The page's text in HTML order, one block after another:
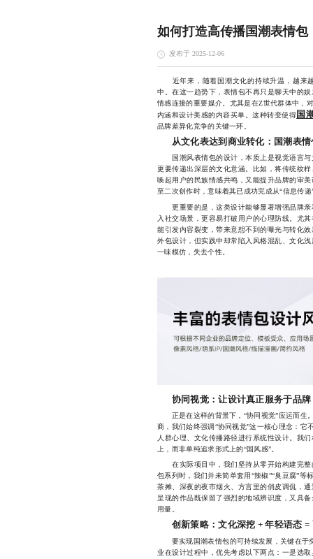
如何打造高传播国潮表情包
发布于 2025-12-06
近年来，随着国潮文化的持续升温，越来
中。在这一趋势下，表情包不再只是聊天中的
情感连接的重要媒介。尤其是在Z世代群体中，
内涵和设计美感的内容买单。这种转变使得国
品牌差异化竞争的关键一环。
从文化表达到商业转化：国潮表
国潮风表情包的设计，本质上是视觉语言与
更要传递出深层的文化意涵。比如，将传统纹
唤起用户的民族情感共鸣，又能提升品牌的审
至二次创作时，意味着其已成功完成从“信息传递
更重要的是，这类设计能够显著增强品牌亲
入社交场景，更容易打破用户的心理防线。尤
能引发内容裂变，带来意想不到的曝光与转化
外包设计，但实践中却常陷入风格混乱、文化
一味模仿，失去个性。
协同视觉：让设计真正服务于品牌
正是在这样的背景下，“协同视觉”应运而生
商，我们始终强调“协同视觉”这一核心理念：
人群心理、文化传播路径进行系统性设计。我
上，而非单纯追求形式上的“国风感”。
在实际项目中，我们坚持从零开始构建完整
包系列时，我们并未简单套用“辣椒”“臭豆腐”
茶摊、深夜的夜市烟火、方言里的俏皮调侃，
呈现的作品既保留了强烈的地域辨识度，又具
用量。
创新策略：文化深挖 + 年轻语态 =
要实现国潮表情包的可持续发展，关键在于
业在设计过程中，优先考虑以下两点：一是选